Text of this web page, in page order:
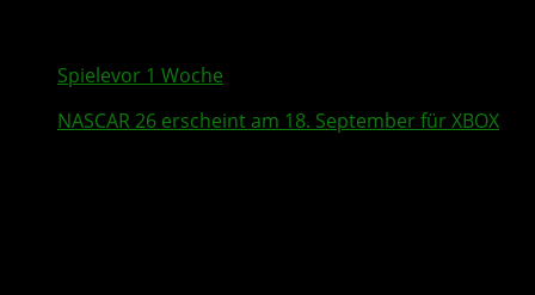
Spielevor 1 Woche
NASCAR 26 erscheint am 18. September für XBOX